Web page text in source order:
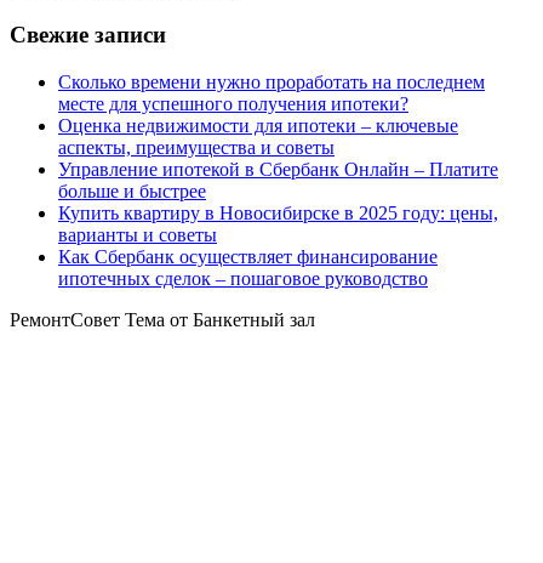
Свежие записи
Сколько времени нужно проработать на последнем
месте для успешного получения ипотеки?
Оценка недвижимости для ипотеки – ключевые
аспекты, преимущества и советы
Управление ипотекой в Сбербанк Онлайн – Платите
больше и быстрее
Купить квартиру в Новосибирске в 2025 году: цены,
варианты и советы
Как Сбербанк осуществляет финансирование
ипотечных сделок – пошаговое руководство
РемонтСовет Тема от Банкетный зал